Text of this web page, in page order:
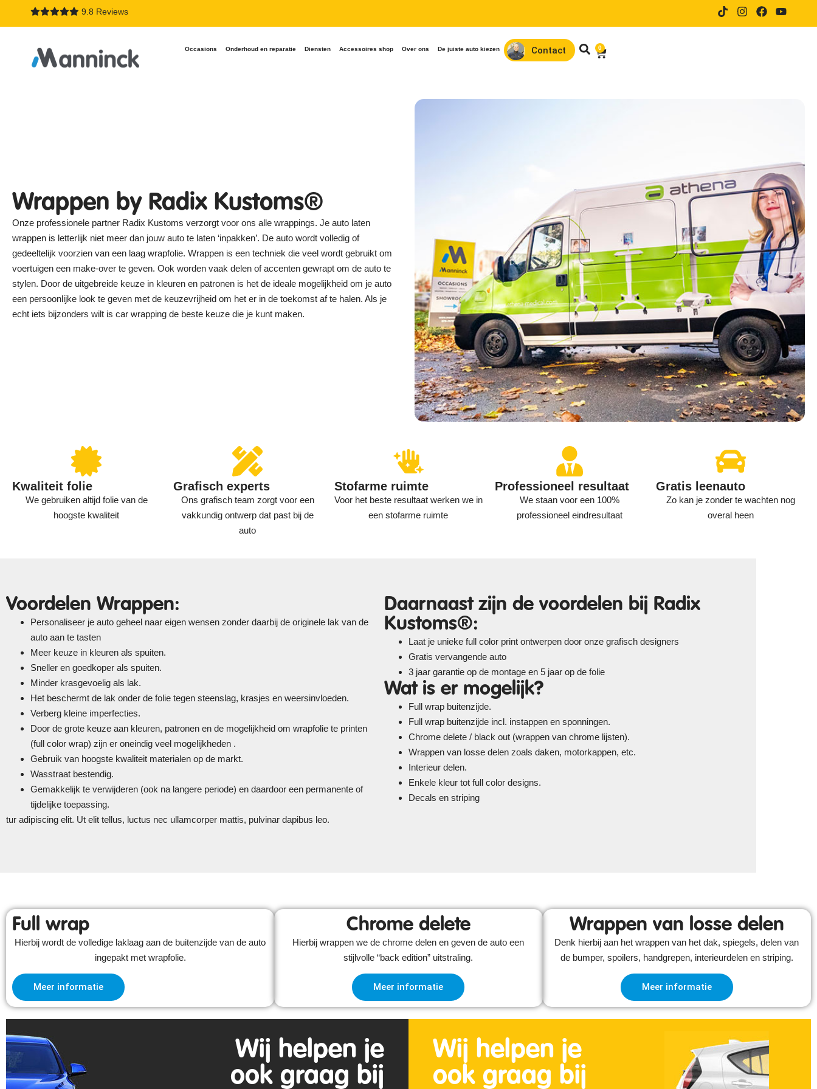
9.8 Reviews 14 dagen proefrijden bij
Occasions Onderhoud en reparatie Diensten Accessoires shop Over ons De juiste auto kiezen Contact 0
Wrappen by Radix Kustoms®
Onze professionele partner Radix Kustoms verzorgt voor ons alle wrappings. Je auto laten
wrappen is letterlijk niet meer dan jouw auto te laten ‘inpakken’. De auto wordt volledig of
gedeeltelijk voorzien van een laag wrapfolie. Wrappen is een techniek die veel wordt gebruikt om
voertuigen een make-over te geven. Ook worden vaak delen of accenten gewrapt om de auto te
stylen. Door de uitgebreide keuze in kleuren en patronen is het de ideale mogelijkheid om je auto
een persoonlijke look te geven met de keuzevrijheid om het er in de toekomst af te halen. Als je
echt iets bijzonders wilt is car wrapping de beste keuze die je kunt maken.
Kwaliteit folie
We gebruiken altijd folie van de
hoogste kwaliteit
Grafisch experts
Ons grafisch team zorgt voor een
vakkundig ontwerp dat past bij de
auto
Stofarme ruimte
Voor het beste resultaat werken we in
een stofarme ruimte
Professioneel resultaat
We staan voor een 100%
professioneel eindresultaat
Gratis leenauto
Zo kan je zonder te wachten nog
overal heen
Voordelen Wrappen:
Personaliseer je auto geheel naar eigen wensen zonder daarbij de originele lak van de
auto aan te tasten
Meer keuze in kleuren als spuiten.
Sneller en goedkoper als spuiten.
Minder krasgevoelig als lak.
Het beschermt de lak onder de folie tegen steenslag, krasjes en weersinvloeden.
Verberg kleine imperfecties.
Door de grote keuze aan kleuren, patronen en de mogelijkheid om wrapfolie te printen
(full color wrap) zijn er oneindig veel mogelijkheden .
Gebruik van hoogste kwaliteit materialen op de markt.
Wasstraat bestendig.
Gemakkelijk te verwijderen (ook na langere periode) en daardoor een permanente of
tijdelijke toepassing.
tur adipiscing elit. Ut elit tellus, luctus nec ullamcorper mattis, pulvinar dapibus leo.
Daarnaast zijn de voordelen bij Radix
Kustoms®:
Laat je unieke full color print ontwerpen door onze grafisch designers
Gratis vervangende auto
3 jaar garantie op de montage en 5 jaar op de folie
Wat is er mogelijk?
Full wrap buitenzijde.
Full wrap buitenzijde incl. instappen en sponningen.
Chrome delete / black out (wrappen van chrome lijsten).
Wrappen van losse delen zoals daken, motorkappen, etc.
Interieur delen.
Enkele kleur tot full color designs.
Decals en striping
Full wrap
Hierbij wordt de volledige laklaag aan de buitenzijde van de auto
ingepakt met wrapfolie.
Meer informatie
Chrome delete
Hierbij wrappen we de chrome delen en geven de auto een
stijlvolle “back edition” uitstraling.
Meer informatie
Wrappen van losse delen
Denk hierbij aan het wrappen van het dak, spiegels, delen van
de bumper, spoilers, handgrepen, interieurdelen en striping.
Meer informatie
Wij helpen je
ook graag bij
Wij helpen je
ook graag bij